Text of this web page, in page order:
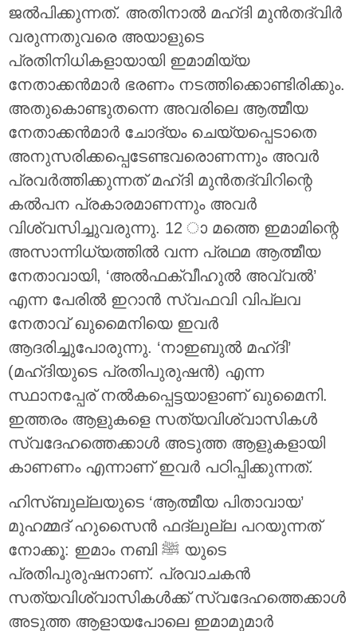
ജൽപിക്കുന്നത്. അതിനാൽ മഹ്ദി മുൻതദ്വിർ
വരുന്നതുവരെ അയാളുടെ
പ്രതിനിധികളായായി ഇമാമിയ്യ
നേതാക്കൻമാർ ഭരണം നടത്തിക്കൊണ്ടിരിക്കും.
അതുകൊണ്ടുതന്നെ അവരിലെ ആത്മീയ
നേതാക്കൻമാർ ചോദ്യം ചെയ്യപ്പെടാതെ
അനുസരിക്കപ്പെടേണ്ടവരാെണന്നും അവർ
പ്രവർത്തിക്കുന്നത് മഹ്ദി മുൻതദ്വിറിന്റെ
കൽപന പ്രകാരമാണന്നും അവർ
വിശ്വസിച്ചുവരുന്നു. 12 ാ മത്തെ ഇമാമിന്റെ
അസാന്നിധ്യത്തിൽ വന്ന പ്രഥമ ആത്മീയ
നേതാവായി, ‘അൽഫക്വീഹുൽ അവ്വൽ’
എന്ന പേരിൽ ഇറാൻ സ്വഫവി വിപ്ലവ
നേതാവ് ഖുമൈനിയെ ഇവർ
ആദരിച്ചുപോരുന്നു. ‘നാഇബുൽ മഹ്ദി’
(മഹ്ദിയുടെ പ്രതിപുരുഷൻ) എന്ന
സ്ഥാനപ്പേര് നൽകപ്പെട്ടയാളാണ് ഖുമൈനി.
ഇത്തരം ആളുകളെ സത്യവിശ്വാസികൾ
സ്വദേഹത്തെക്കാൾ അടുത്ത ആളുകളായി
കാണണം എന്നാണ് ഇവർ പഠിപ്പിക്കുന്നത്.
ഹിസ്ബുല്ലയുടെ ‘ആത്മീയ പിതാവായ’
മുഹമ്മദ് ഹുസൈൻ ഫദ്‌ലുല്ല പറയുന്നത്
നോക്കൂ: ഇമാം നബി ﷺ യുടെ
പ്രതിപുരുഷനാണ്. പ്രവാചകൻ
സത്യവിശ്വാസികൾക്ക് സ്വദേഹത്തെക്കാൾ
അടുത്ത ആളായപോലെ ഇമാമുമാർ